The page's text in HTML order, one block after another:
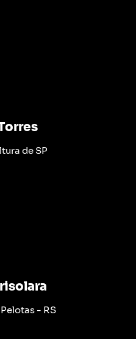
de SP
- RS